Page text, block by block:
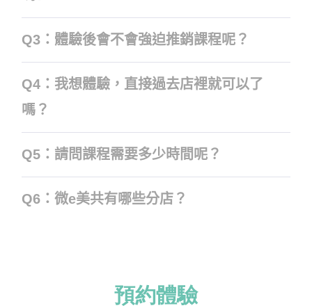
Q3：體驗後會不會強迫推銷課程呢？
Q4：我想體驗，直接過去店裡就可以了
嗎？
Q5：請問課程需要多少時間呢？
Q6：微e美共有哪些分店？
預約體驗